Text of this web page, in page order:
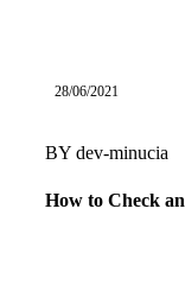
28/06/2021
BY dev-minucia
How to Check